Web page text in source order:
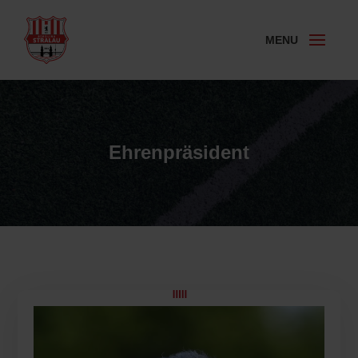
Ehrenpräsident